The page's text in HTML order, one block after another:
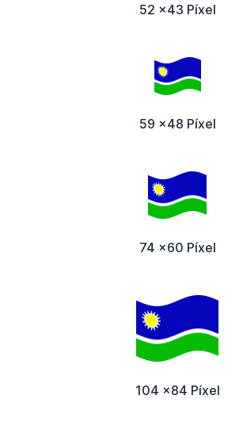
52 x43 Píxel
59 x48 Píxel
74 x60 Píxel
104 x84 Píxel